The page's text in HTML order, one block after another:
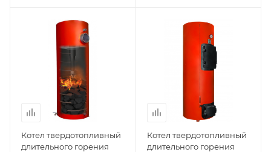
Котел твердотопливный
длительного горения
Котел твердотопливный
длительного горения